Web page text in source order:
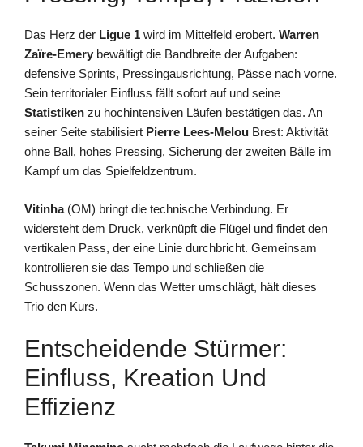
Das Herz der Ligue 1 wird im Mittelfeld erobert. Warren
Zaïre‑Emery bewältigt die Bandbreite der Aufgaben:
defensive Sprints, Pressingausrichtung, Pässe nach vorne.
Sein territorialer Einfluss fällt sofort auf und seine
Statistiken zu hochintensiven Läufen bestätigen das. An
seiner Seite stabilisiert Pierre Lees‑Melou Brest: Aktivität
ohne Ball, hohes Pressing, Sicherung der zweiten Bälle im
Kampf um das Spielfeldzentrum.
Vitinha(OM) bringt die technische Verbindung. Er
widersteht dem Druck, verknüpft die Flügel und findet den
vertikalen Pass, der eine Linie durchbricht. Gemeinsam
kontrollieren sie das Tempo und schließen die
Schusszonen. Wenn das Wetter umschlägt, hält dieses
Trio den Kurs.
Entscheidende Stürmer:
Einfluss, Kreation Und
Effizienz